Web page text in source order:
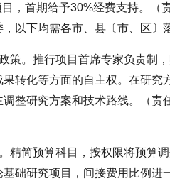
，首期给予30%经费支持。（
以下均需各市、县〔市、区〕
策。推行项目首席专家负责制
转化等方面的自主权。在研究
整研究方案和技术路线。（责
精简预算科目，按权限将预算
础研究项目，间接费用比例进